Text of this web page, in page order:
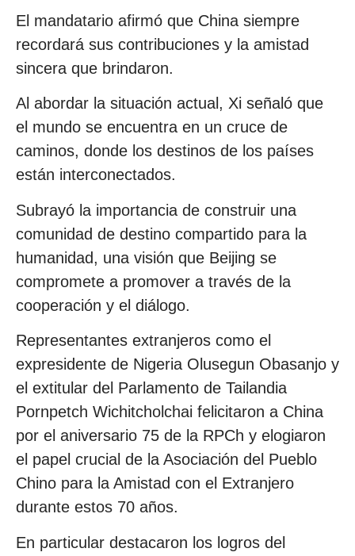
El mandatario afirmó que China siempre
recordará sus contribuciones y la amistad
sincera que brindaron.
Al abordar la situación actual, Xi señaló que
el mundo se encuentra en un cruce de
caminos, donde los destinos de los países
están interconectados.
Subrayó la importancia de construir una
comunidad de destino compartido para la
humanidad, una visión que Beijing se
compromete a promover a través de la
cooperación y el diálogo.
Representantes extranjeros como el
expresidente de Nigeria Olusegun Obasanjo y
el extitular del Parlamento de Tailandia
Pornpetch Wichitcholchai felicitaron a China
por el aniversario 75 de la RPCh y elogiaron
el papel crucial de la Asociación del Pueblo
Chino para la Amistad con el Extranjero
durante estos 70 años.
En particular destacaron los logros del